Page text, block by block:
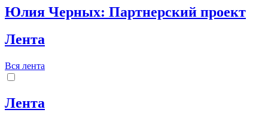
Юлия Черных: Партнерский проект
Лента
Вся лента
Лента